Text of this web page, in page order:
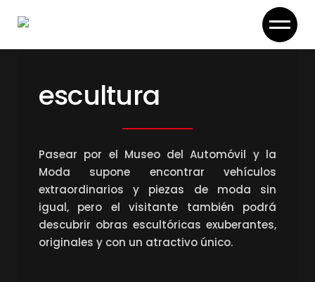
escultura
Pasear por el Museo del Automóvil y la
Moda supone encontrar vehículos
extraordinarios y piezas de moda sin
igual, pero el visitante también podrá
descubrir obras escultóricas exuberantes,
originales y con un atractivo único.